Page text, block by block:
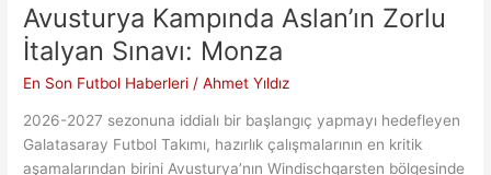
Avusturya Kampında Aslan’ın Zorlu
İtalyan Sınavı: Monza
En Son Futbol Haberleri /Ahmet Yıldız
2026-2027 sezonuna iddialı bir başlangıç yapmayı hedefleyen
Galatasaray Futbol Takımı, hazırlık çalışmalarının en kritik
aşamalarından birini Avusturya’nın Windischgarsten bölgesinde